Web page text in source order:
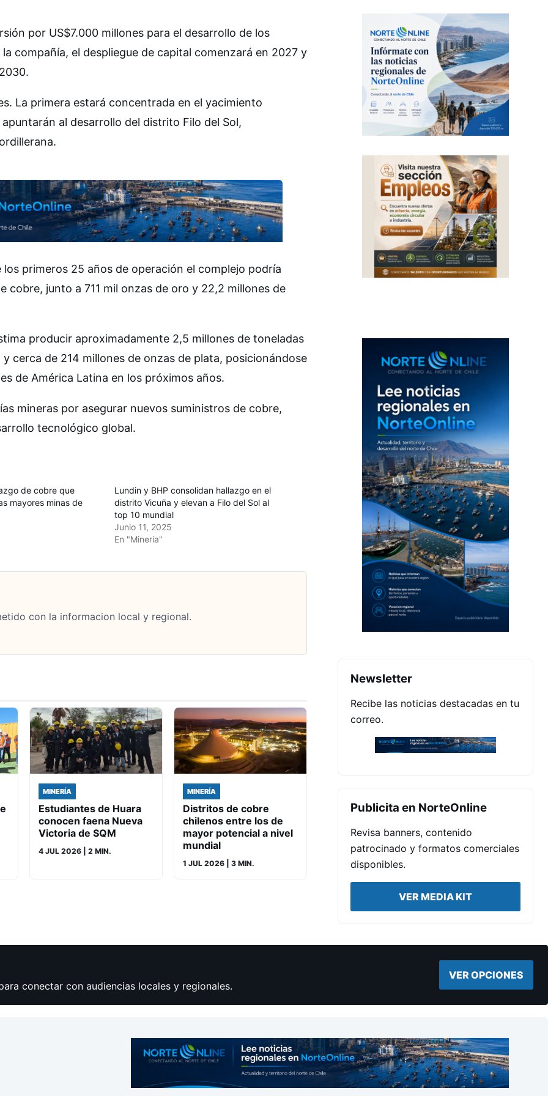
por US$7.000 millones para el desarrollo de los
compañía, el despliegue de capital comenzará en 2027 y
La primera estará concentrada en el yacimiento
al desarrollo del distrito Filo del Sol,
primeros 25 años de operación el complejo podría
cobre, junto a 711 mil onzas de oro y 22,2 millones de
producir aproximadamente 2,5 millones de toneladas
cerca de 214 millones de onzas de plata, posicionándose
de América Latina en los próximos años.
mineras por asegurar nuevos suministros de cobre,
tecnológico global.
de cobre que
mayores minas de
Lundin y BHP consolidan hallazgo en el
distrito Vicuña y elevan a Filo del Sol al
top 10 mundial
Junio 11, 2025
En "Minería"
con la informacion local y regional.
MINERÍA
Estudiantes de Huara
conocen faena Nueva
Victoria de SQM
4 JUL 2026 | 2 MIN.
MINERÍA
Distritos de cobre
chilenos entre los de
mayor potencial a nivel
mundial
1 JUL 2026 | 3 MIN.
Newsletter
Recibe las noticias destacadas en tu
correo.
Publicita en NorteOnline
Revisa banners, contenido
patrocinado y formatos comerciales
disponibles.
VER MEDIA KIT
conectar con audiencias locales y regionales.
VER OPCIONES